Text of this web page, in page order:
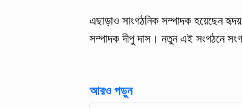
এছাড়াও সাংগঠনিক সম্পাদক হয়েছেন
সম্পাদক দীপু দাস। নতুন এই সংগঠনে
আরও পড়ুন